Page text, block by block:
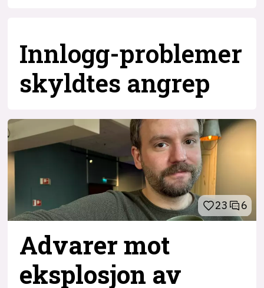
Innlogg-problemer
skyldtes angrep
23 6
Advarer mot
eksplosjon av